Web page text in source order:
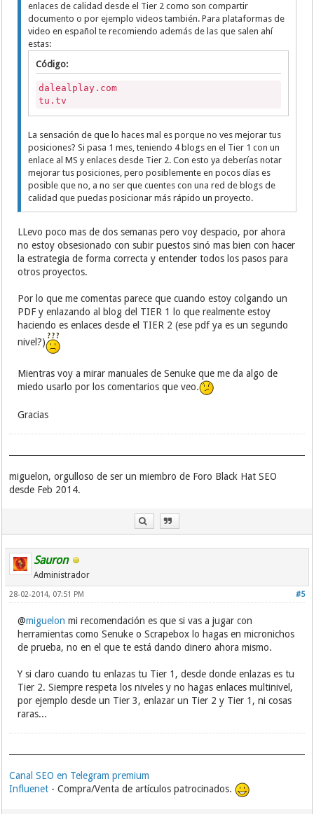
visita mi sitio
visita mis artículos
Visitar el Website
Visita el Link
Vistando este sitio
enlaces de calidad desde el Tier 2 como son compartir
documento o por ejemplo videos también. Para plataformas de
video en español te recomiendo además de las que salen ahí
estas:
Código:
dalealplay.com
tu.tv
La sensación de que lo haces mal es porque no ves mejorar tus
posiciones? Si pasa 1 mes, teniendo 4 blogs en el Tier 1 con un
enlace al MS y enlaces desde Tier 2. Con esto ya deberías notar
mejorar tus posiciones, pero posiblemente en pocos días es
posible que no, a no ser que cuentes con una red de blogs de
calidad que puedas posicionar más rápido un proyecto.
LLevo poco mas de dos semanas pero voy despacio, por ahora
no estoy obsesionado con subir puestos sinó mas bien con hacer
la estrategia de forma correcta y entender todos los pasos para
otros proyectos.
Por lo que me comentas parece que cuando estoy colgando un
PDF y enlazando al blog del TIER 1 lo que realmente estoy
haciendo es enlaces desde el TIER 2 (ese pdf ya es un segundo
nivel?)
Mientras voy a mirar manuales de Senuke que me da algo de
miedo usarlo por los comentarios que veo.
Gracias
miguelon, orgulloso de ser un miembro de Foro Black Hat SEO
desde Feb 2014.
Sauron
Administrador
#5
28-02-2014, 07:51 PM
@miguelon mi recomendación es que si vas a jugar con
herramientas como Senuke o Scrapebox lo hagas en micronichos
de prueba, no en el que te está dando dinero ahora mismo.
Y si claro cuando tu enlazas tu Tier 1, desde donde enlazas es tu
Tier 2. Siempre respeta los niveles y no hagas enlaces multinivel,
por ejemplo desde un Tier 3, enlazar un Tier 2 y Tier 1, ni cosas
raras...
Canal SEO en Telegram premium
Influenet - Compra/Venta de artículos patrocinados.